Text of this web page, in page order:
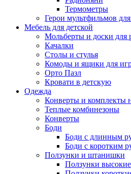
Термометры
Герои мультфильмов
Мебель для детской
Мольберты и доски для
Качалки
Столы и стулья
Комоды и ящики для
Орто Пазл
Кровати в детскую
Одежда
Конверты и комплекты
Теплые комбинезоны
Конверты
Боди
Боди с длинным
Боди с коротким
Ползунки и штанишки
Ползунки высокие